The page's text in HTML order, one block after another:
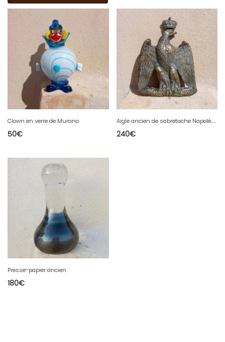
Clown en verre de Murano
50€
A
igle ancien de sabretache Napoléon
240€
Presse-papier ancien
180€